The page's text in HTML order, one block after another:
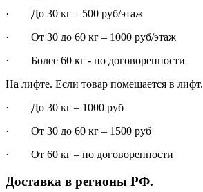
· До 30 кг – 500 руб/этаж
· От 30 до 60 кг – 1000 руб/этаж
· Более 60 кг - по договоренности
На лифте. Если товар помещается в лифт.
· До 30 кг – 1000 руб
· От 30 до 60 кг – 1500 руб
· От 60 кг – по договоренности
Доставка в регионы РФ.